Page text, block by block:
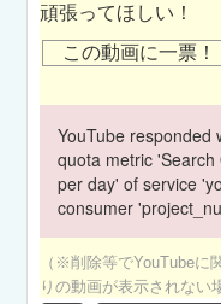
頑張ってほしい！
この動画に一票
YouTube responded
quota metric
per day' of service
consumer
（※削除等でYouTubeに
りの動画が表示されない